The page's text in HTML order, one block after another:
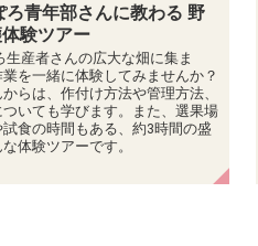
案内
休まず営業いたします！
店を、スタッフ一同心よりお待ち
！